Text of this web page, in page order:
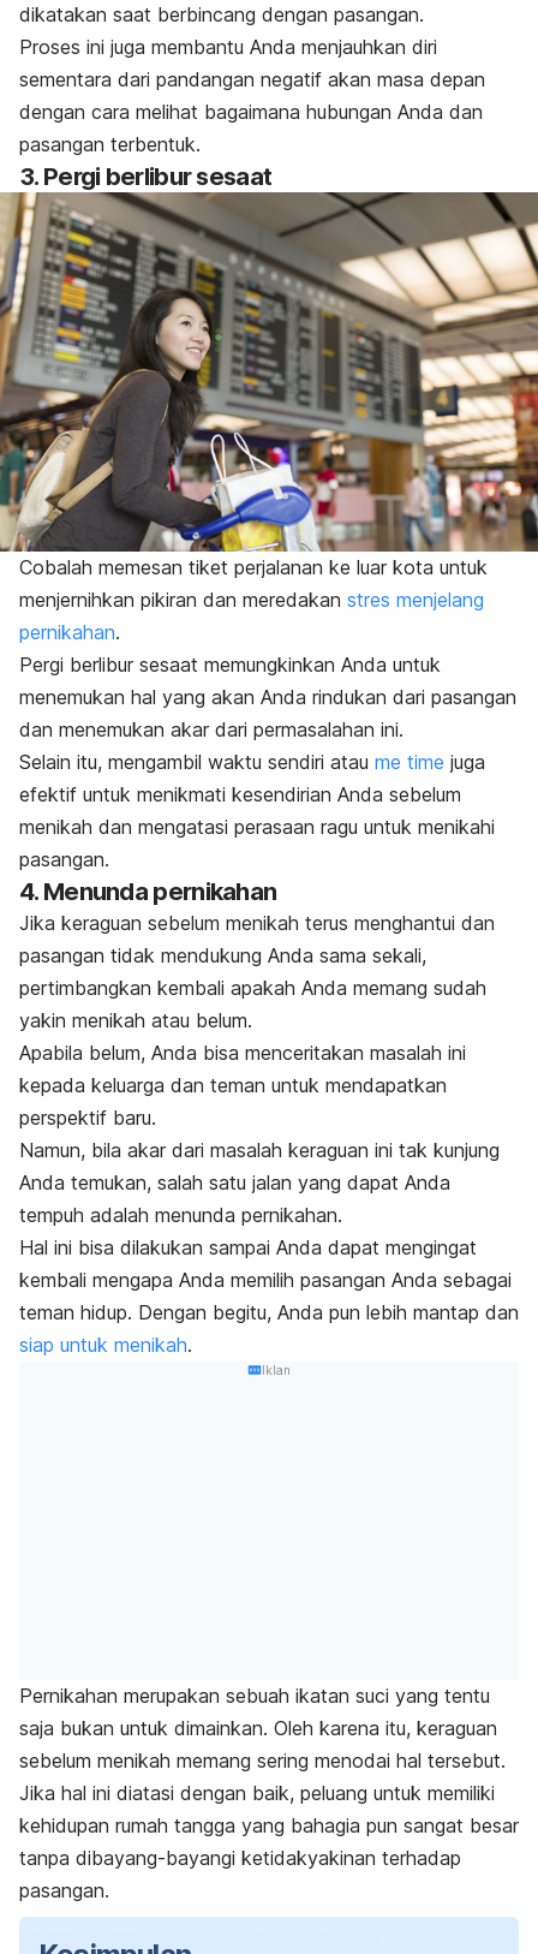
dikatakan saat berbincang dengan pasangan.
Proses ini juga membantu Anda menjauhkan diri
sementara dari pandangan negatif akan masa depan
dengan cara melihat bagaimana hubungan Anda dan
pasangan terbentuk.
3. Pergi berlibur sesaat
Cobalah memesan tiket perjalanan ke luar kota untuk
menjernihkan pikiran dan meredakan stres menjelang
pernikahan.
Pergi berlibur sesaat memungkinkan Anda untuk
menemukan hal yang akan Anda rindukan dari pasangan
dan menemukan akar dari permasalahan ini.
Selain itu, mengambil waktu sendiri atau me time juga
efektif untuk menikmati kesendirian Anda sebelum
menikah dan mengatasi perasaan ragu untuk menikahi
pasangan.
4. Menunda pernikahan
Jika keraguan sebelum menikah terus menghantui dan
pasangan tidak mendukung Anda sama sekali,
pertimbangkan kembali apakah Anda memang sudah
yakin menikah atau belum.
Apabila belum, Anda bisa menceritakan masalah ini
kepada keluarga dan teman untuk mendapatkan
perspektif baru.
Namun, bila akar dari masalah keraguan ini tak kunjung
Anda temukan, salah satu jalan yang dapat Anda
tempuh adalah menunda pernikahan.
Hal ini bisa dilakukan sampai Anda dapat mengingat
kembali mengapa Anda memilih pasangan Anda sebagai
teman hidup. Dengan begitu, Anda pun lebih mantap dan
siap untuk menikah.
Iklan
Pernikahan merupakan sebuah ikatan suci yang tentu
saja bukan untuk dimainkan. Oleh karena itu, keraguan
sebelum menikah memang sering menodai hal tersebut.
Jika hal ini diatasi dengan baik, peluang untuk memiliki
kehidupan rumah tangga yang bahagia pun sangat besar
tanpa dibayang-bayangi ketidakyakinan terhadap
pasangan.